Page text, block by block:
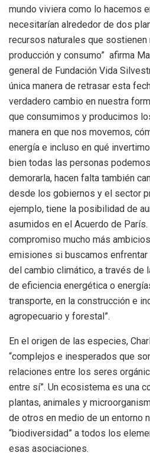
mundo viviera como lo hacemos
necesitarían alrededor de dos
recursos naturales que
producción y consumo” afirma
general de Fundación Vida
única manera de retrasar esta
verdadero cambio en nuestra
que consumimos y producimos
manera en que nos movemos,
energía e incluso en qué
bien todas las personas
demorarla, hacen falta también
desde los gobiernos y el sector
ejemplo, tiene la posibilidad de
asumidos en el Acuerdo de
compromiso mucho más
emisiones si buscamos
del cambio climático, a través de
de eficiencia energética o
transporte, en la construcción e
agropecuario y forestal”.
En el origen de las especies,
“complejos e inesperados que
relaciones entre los seres
entre sí”. Un ecosistema es una
plantas, animales y
de otros en medio de un entorno
“biodiversidad” a todos los
esas asociaciones.